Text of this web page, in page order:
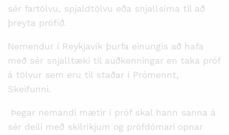
sér fartölvu, spjaldtölvu eða snjallsíma til að
þreyta prófið.
Nemendur í Reykjavík þurfa einungis að hafa
með sér snjalltæki til auðkenningar en taka próf
á tölvur sem eru til staðar í Prómennt,
Skeifunni.
Þegar nemandi mætir í próf skal hann sanna á
sér deili með skilríkjum og prófdómari opnar